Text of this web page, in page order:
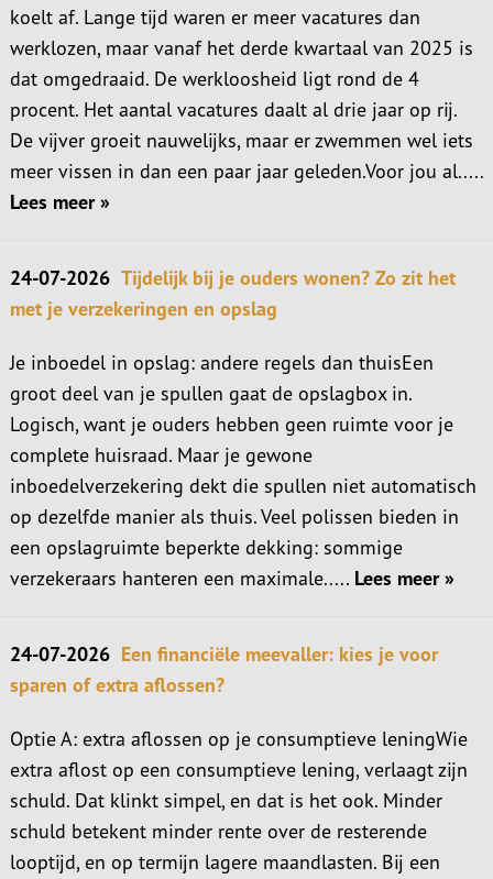
koelt af. Lange tijd waren er meer vacatures dan
werklozen, maar vanaf het derde kwartaal van 2025 is
dat omgedraaid. De werkloosheid ligt rond de 4
procent. Het aantal vacatures daalt al drie jaar op rij.
De vijver groeit nauwelijks, maar er zwemmen wel iets
meer vissen in dan een paar jaar geleden.Voor jou al.....
Lees meer »
24-07-2026 Tijdelijk bij je ouders wonen? Zo zit het
met je verzekeringen en opslag
Je inboedel in opslag: andere regels dan thuisEen
groot deel van je spullen gaat de opslagbox in.
Logisch, want je ouders hebben geen ruimte voor je
complete huisraad. Maar je gewone
inboedelverzekering dekt die spullen niet automatisch
op dezelfde manier als thuis. Veel polissen bieden in
een opslagruimte beperkte dekking: sommige
verzekeraars hanteren een maximale..... Lees meer »
24-07-2026 Een financiële meevaller: kies je voor
sparen of extra aflossen?
Optie A: extra aflossen op je consumptieve leningWie
extra aflost op een consumptieve lening, verlaagt zijn
schuld. Dat klinkt simpel, en dat is het ook. Minder
schuld betekent minder rente over de resterende
looptijd, en op termijn lagere maandlasten. Bij een